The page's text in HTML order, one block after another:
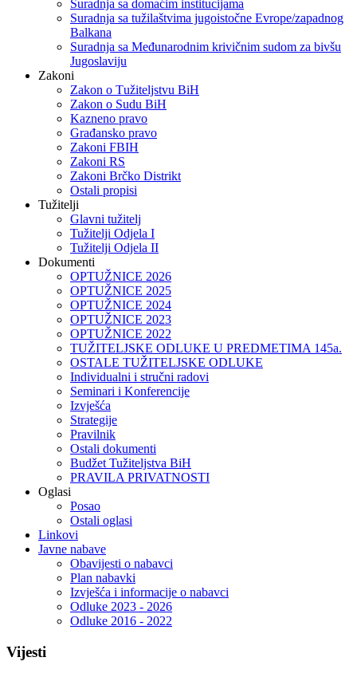
Suradnja sa domaćim institucijama
Suradnja sa tužilaštvima jugoistočne Evrope/zapadnog
Balkana
Suradnja sa Međunarodnim krivičnim sudom za bivšu
Jugoslaviju
Zakoni
Zakon o Тužiteljstvu BiH
Zakon o Sudu BiH
Kazneno pravo
Građansko pravo
Zakoni FBIH
Zakoni RS
Zakoni Brčko Distrikt
Ostali propisi
Tužitelji
Glavni tužitelj
Tužitelji Odjela I
Tužitelji Odjela II
Dokumenti
OPTUŽNICE 2026
OPTUŽNICE 2025
OPTUŽNICE 2024
OPTUŽNICE 2023
OPTUŽNICE 2022
TUŽITELJSKE ODLUKE U PREDMETIMA 145a.
OSTALE TUŽITELJSKE ODLUKE
Individualni i stručni radovi
Seminari i Konferencije
Izvješća
Strategije
Pravilnik
Ostali dokumenti
Budžet Tužiteljstva BiH
PRAVILA PRIVATNOSTI
Oglasi
Posao
Ostali oglasi
Linkovi
Javne nabave
Obavijesti o nabavci
Plan nabavki
Izvješća i informacije o nabavci
Odluke 2023 - 2026
Odluke 2016 - 2022
Vijesti